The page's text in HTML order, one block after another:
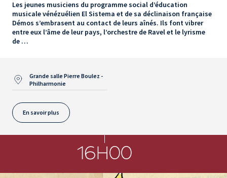
Les jeunes musiciens du programme social d’éducation
musicale vénézuélien El Sistema et de sa déclinaison française
Démos s’embrasent au contact de leurs aînés. Ils font vibrer
entre eux l’âme de leur pays, l’orchestre de Ravel et le lyrisme
de …
Grande salle Pierre Boulez -
Philharmonie
En savoir plus
16H00